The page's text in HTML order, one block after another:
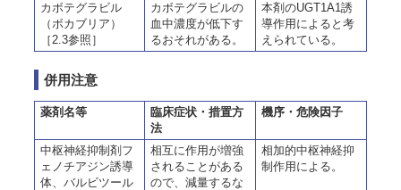
カボテグラビル
（ボカブリア）
［2.3参照］
カボテグラビルの
血中濃度が低下す
るおそれがある。
本剤のUGT1A1誘
導作用によると考
えられている。
併用注意
薬剤名等
臨床症状・措置方
法
機序・危険因子
中枢神経抑制剤フ
ェノチアジン誘導
体、バルビツール
相互に作用が増強
されることがある
ので、減量するな
相加的中枢神経抑
制作用による。